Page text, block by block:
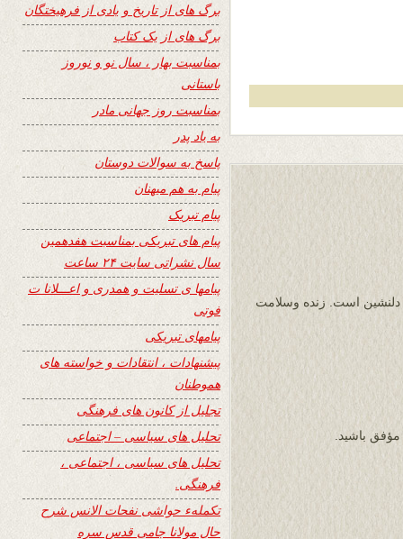
دلنشین است. زنده وسلامت
باشید.
برگ های از تاریخ و یادی از فرهیختگان
برگ های از یک کتاب
بمناسبت بهار ، سال نو و نوروز
باستانی
بمناسبت روز جهانی مادر
به یاد پدر
پاسخ به سوالات دوستان
پیام به هم میهنان
پیام تبریک
پیام های تبریکی بمناسبت هفدهمین
سال نشراتی سایت ۲۴ ساعت
پیامها ی تسلیت و همدری و اعـــلانا ت
فوتی
پیامهای تبریکی
پیشنهادات ، انتقادات و خواسته های
هموطنان
تجلیل از کانون های فرهنگی
تحلیل های سیاسی – اجتماعی
تحلیل های سیاسی ، اجتماعی ،
فرهنگی.
تکملهء حواشی نفحات الانس شرح
حال مولانا جامی قدس سره